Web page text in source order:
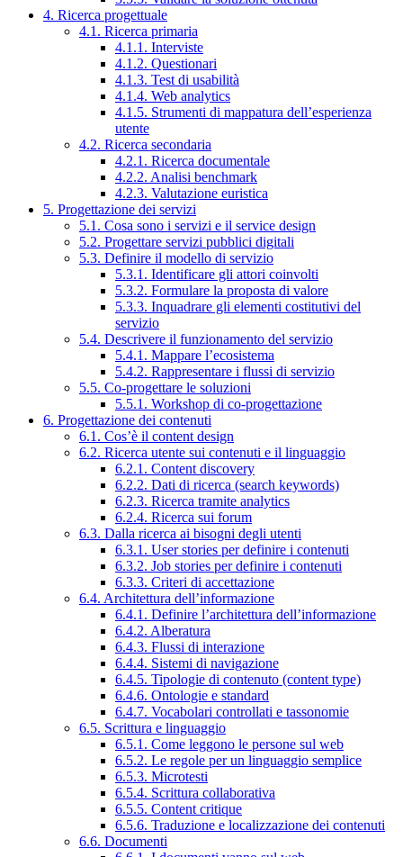
4. Ricerca progettuale
4.1. Ricerca primaria
4.1.1. Interviste
4.1.2. Questionari
4.1.3. Test di usabilità
4.1.4. Web analytics
4.1.5. Strumenti di mappatura dell’esperienza
utente
4.2. Ricerca secondaria
4.2.1. Ricerca documentale
4.2.2. Analisi benchmark
4.2.3. Valutazione euristica
5. Progettazione dei servizi
5.1. Cosa sono i servizi e il service design
5.2. Progettare servizi pubblici digitali
5.3. Definire il modello di servizio
5.3.1. Identificare gli attori coinvolti
5.3.2. Formulare la proposta di valore
5.3.3. Inquadrare gli elementi costitutivi del
servizio
5.4. Descrivere il funzionamento del servizio
5.4.1. Mappare l’ecosistema
5.4.2. Rappresentare i flussi di servizio
5.5. Co-progettare le soluzioni
5.5.1. Workshop di co-progettazione
6. Progettazione dei contenuti
6.1. Cos’è il content design
6.2. Ricerca utente sui contenuti e il linguaggio
6.2.1. Content discovery
6.2.2. Dati di ricerca (search keywords)
6.2.3. Ricerca tramite analytics
6.2.4. Ricerca sui forum
6.3. Dalla ricerca ai bisogni degli utenti
6.3.1. User stories per definire i contenuti
6.3.2. Job stories per definire i contenuti
6.3.3. Criteri di accettazione
6.4. Architettura dell’informazione
6.4.1. Definire l’architettura dell’informazione
6.4.2. Alberatura
6.4.3. Flussi di interazione
6.4.4. Sistemi di navigazione
6.4.5. Tipologie di contenuto (content type)
6.4.6. Ontologie e standard
6.4.7. Vocabolari controllati e tassonomie
6.5. Scrittura e linguaggio
6.5.1. Come leggono le persone sul web
6.5.2. Le regole per un linguaggio semplice
6.5.3. Microtesti
6.5.4. Scrittura collaborativa
6.5.5. Content critique
6.5.6. Traduzione e localizzazione dei contenuti
6.6. Documenti